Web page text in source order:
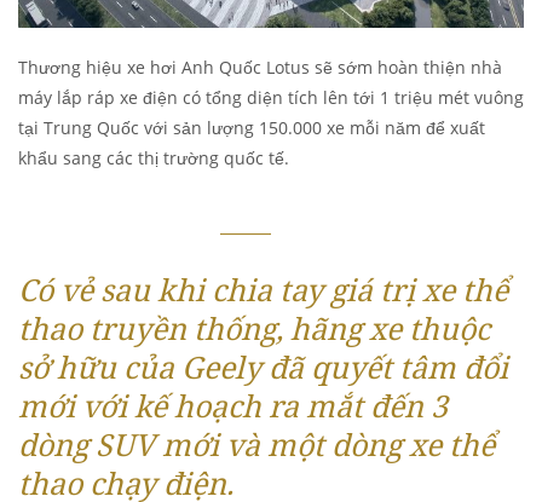
Thương hiệu xe hơi Anh Quốc Lotus sẽ sớm hoàn thiện nhà
máy lắp ráp xe điện có tổng diện tích lên tới 1 triệu mét vuông
tại Trung Quốc với sản lượng 150.000 xe mỗi năm để xuất
khẩu sang các thị trường quốc tế.
Có vẻ sau khi chia tay giá trị xe thể
thao truyền thống, hãng xe thuộc
sở hữu của Geely đã quyết tâm đổi
mới với kế hoạch ra mắt đến 3
dòng SUV mới và một dòng xe thể
thao chạy điện.